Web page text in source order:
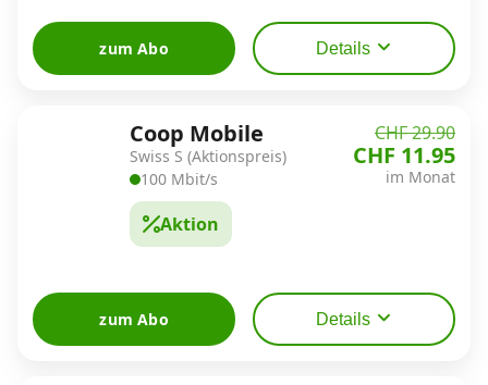
zum Abo Details
Coop Mobile
Swiss S (Aktionspreis)
100 Mbit/s
Aktion
CHF 29.90
CHF 11.95
im Monat
zum Abo Details